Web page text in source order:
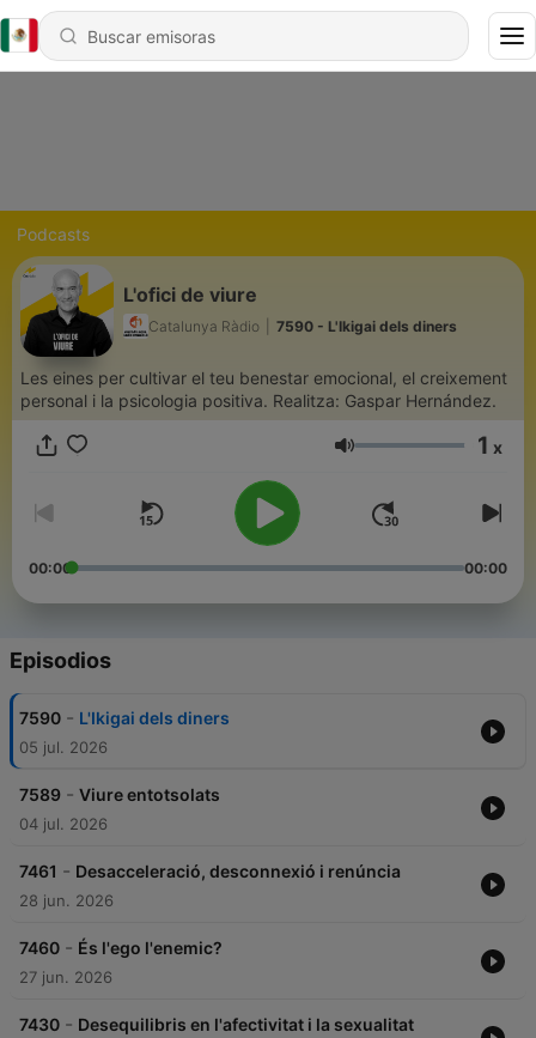
Podcasts
L'ofici de viure
Catalunya Ràdio 7590 - L'Ikigai dels diners
Les eines per cultivar el teu benestar emocional, el creixement
personal i la psicologia positiva. Realitza: Gaspar Hernández.
Volumen 1 x
00:00 00:00
Episodios
7590 - L'Ikigai dels diners
05 jul. 2026
7589 - Viure entotsolats
04 jul. 2026
7461 - Desacceleració, desconnexió i renúncia
28 jun. 2026
7460 - És l'ego l'enemic?
27 jun. 2026
7430 - Desequilibris en l'afectivitat i la sexualitat